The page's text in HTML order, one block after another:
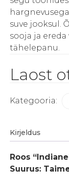
suve jooksul.
sooja ja
tähelepanu.
Laost
Kategooria:
Kirjeldus
Roos
Suurus: